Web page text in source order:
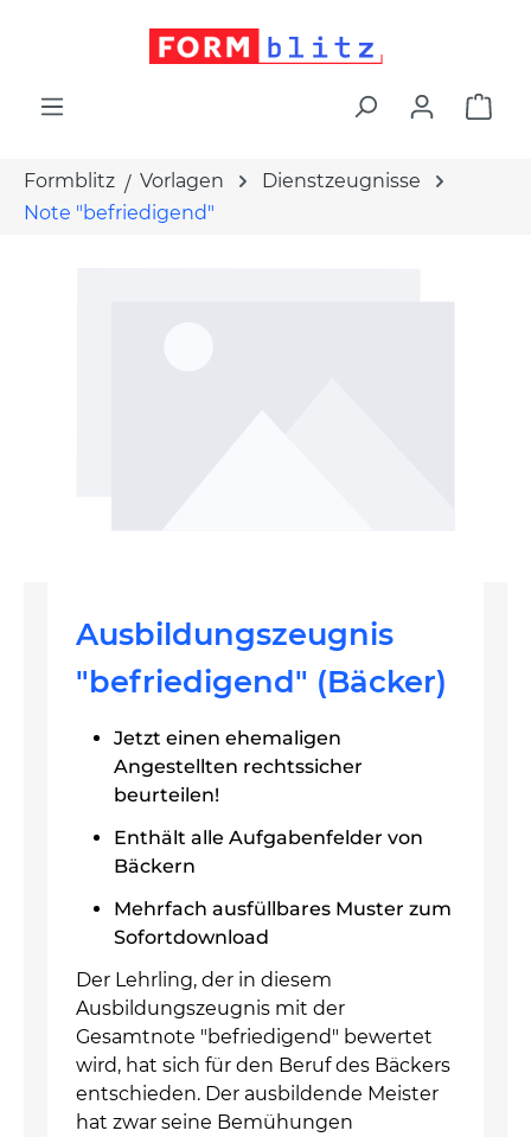
Formblitz Vorlagen
Dienstzeugnisse
Note "befriedigend"
Ausbildungszeugnis
"befriedigend" (Bäcker)
Jetzt einen ehemaligen
Angestellten rechtssicher
beurteilen!
Enthält alle Aufgabenfelder von
Bäckern
Mehrfach ausfüllbares Muster zum
Sofortdownload
Der Lehrling, der in diesem
Ausbildungszeugnis mit der
Gesamtnote "befriedigend" bewertet
wird, hat sich für den Beruf des Bäckers
entschieden. Der ausbildende Meister
hat zwar seine Bemühungen